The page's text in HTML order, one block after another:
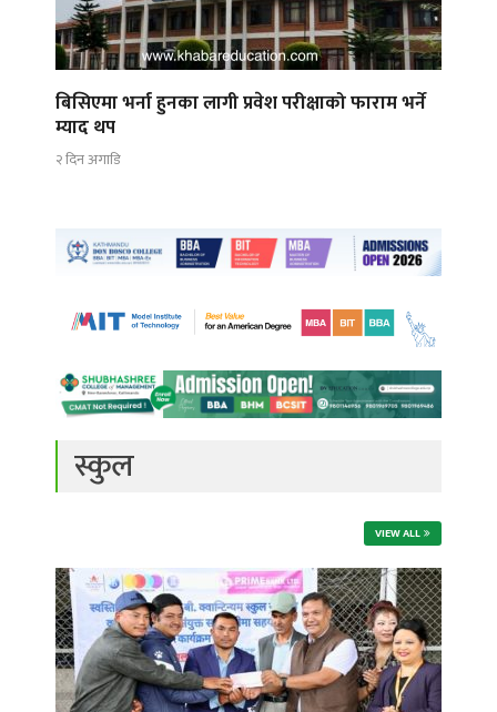
बिसिएमा भर्ना हुनका लागी प्रवेश परीक्षाको फाराम भर्ने
म्याद थप
२ दिन अगाडि
स्कुल
VIEW ALL